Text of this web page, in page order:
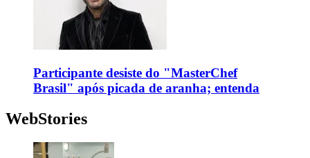
Participante desiste do "MasterChef
Brasil" após picada de aranha; entenda
WebStories